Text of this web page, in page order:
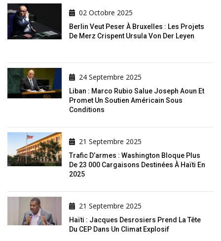
02 Octobre 2025
Berlin Veut Peser À Bruxelles : Les Projets
De Merz Crispent Ursula Von Der Leyen
24 Septembre 2025
Liban : Marco Rubio Salue Joseph Aoun Et
Promet Un Soutien Américain Sous
Conditions
21 Septembre 2025
Trafic D’armes : Washington Bloque Plus
De 23 000 Cargaisons Destinées À Haïti En
2025
21 Septembre 2025
Haïti : Jacques Desrosiers Prend La Tête
Du CEP Dans Un Climat Explosif